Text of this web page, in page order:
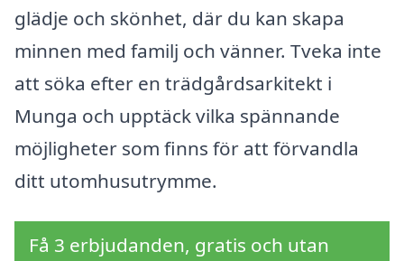
glädje och skönhet, där du kan skapa
minnen med familj och vänner. Tveka inte
att söka efter en trädgårdsarkitekt i
Munga och upptäck vilka spännande
möjligheter som finns för att förvandla
ditt utomhusutrymme.
Få 3 erbjudanden, gratis och utan